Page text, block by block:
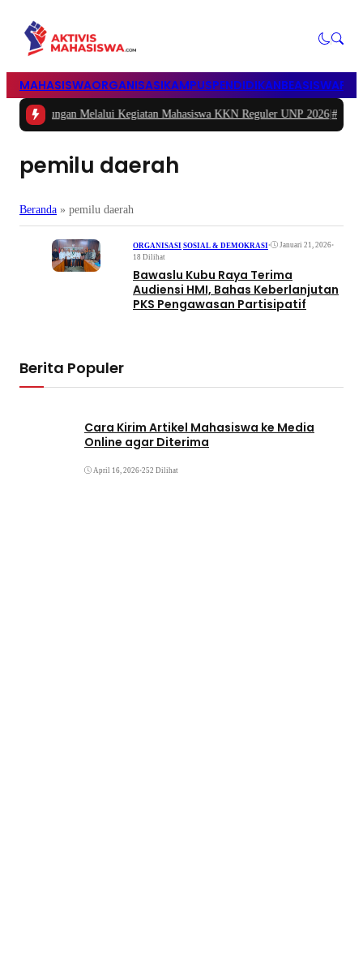
MAHASISWAORGANISASIKAMPUSPENDIDIKANBEASISWA
Melalui Kegiatan Mahasiswa KKN Reguler UNP 2026|#2 -Peduli
pemilu daerah
Beranda » pemilu daerah
ORGANISASI SOSIAL & DEMOKRASI • Januari 21, 2026•
18 Dilihat
Bawaslu Kubu Raya Terima
Audiensi HMI, Bahas Keberlanjutan
PKS Pengawasan Partisipatif
Berita Populer
Cara Kirim Artikel Mahasiswa ke Media
Online agar Diterima
April 16, 2026•252 Dilihat